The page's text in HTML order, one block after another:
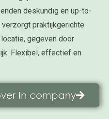
deskundig en up-to-
praktijkgerichte
gegeven door
Flexibel, effectief en
In company